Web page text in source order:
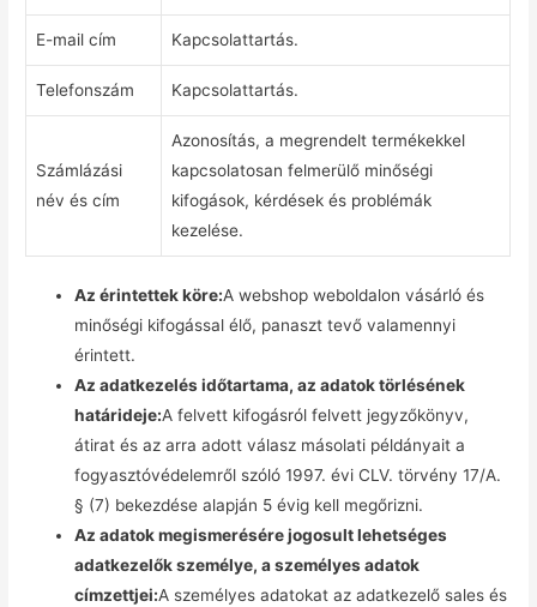
E-mail cím Kapcsolattartás.
Telefonszám Kapcsolattartás.
Számlázási
név és cím
Azonosítás, a megrendelt termékekkel
kapcsolatosan felmerülő minőségi
kifogások, kérdések és problémák
kezelése.
Az érintettek köre:A webshop weboldalon vásárló és
minőségi kifogással élő, panaszt tevő valamennyi
érintett.
Az adatkezelés időtartama, az adatok törlésének
határideje:A felvett kifogásról felvett jegyzőkönyv,
átirat és az arra adott válasz másolati példányait a
fogyasztóvédelemről szóló 1997. évi CLV. törvény 17/A.
§ (7) bekezdése alapján 5 évig kell megőrizni.
Az adatok megismerésére jogosult lehetséges
adatkezelők személye, a személyes adatok
címzettjei:A személyes adatokat az adatkezelő sales és